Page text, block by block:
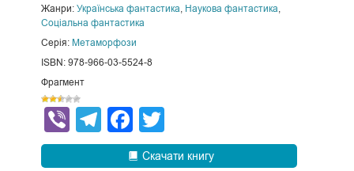
Жанри: Українська фантастика, Наукова фантастика,
Соціальна фантастика
Серія: Метаморфози
ISBN: 978-966-03-5524-8
Фрагмент
ViberTelegram
Facebook
Twitter
Скачати книгу